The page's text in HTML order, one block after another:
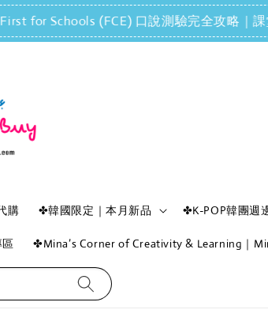
Schools (FCE) 口說測驗完全攻略｜課堂重
購 ✤韓國限定｜本月新品 ✤K-POP韓團週
✤Mina’s Corner of Creativity & Learning｜